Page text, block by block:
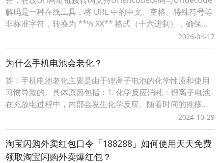
解码是一种在线工具，将 URL 中的中文、空格、特殊符号等
非标准字符，转换为 **% XX** 格式（十六进制），确保链
接能被浏览器 / 服务器正确解析。词令工具商店Urlencode
在线工具：https://apps.ciling.cn/urlencode/词令口令直达
Urlencode在
2026-04-17
为什么手机电池会老化？
答：手机电池老化主要是由于锂离子电池的化学性质和使用
习惯导致的。具体原因包括：1. 化学反应消耗：锂离子电池
在充放电过程中，内部会发生化学反应。随着时间的推移，
这些化学反应会导致电池内部结构发生变化，影响其储存电
量的能力。2. 充放电循环次数：每一块锂离子电池都有一个
特定的寿命，通常以充放电循环次数来衡量。一个循环是指
从满电到完全放电再回到满电的过程。随着循环次
2024-10-29
淘宝闪购外卖红包口令「188288」如何使用天天免费
领取淘宝闪购外卖爆红包？